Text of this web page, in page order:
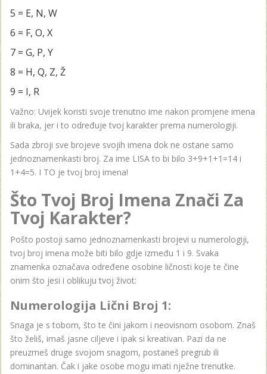
5 = E, N, W
6 = F, O, X
7 = G, P, Y
8 = H, Q, Z, Ž
9 = I, R
Važno: Uvijek koristi svoje trenutno ime nakon promjene imena
ili braka, jer i to određuje tvoj karakter prema numerologiji.
Sada zbroji sve brojeve svojih imena dok ne ostane samo
jednoznamenkasti broj. Za ime LISA to bi bilo 3+9+1+1=14 i
1+4=5. I TO je tvoj broj imena!
Što Tvoj Broj Imena Znači Za
Tvoj Karakter?
Pošto postoji samo jednoznamenkasti brojevi u numerologiji,
tvoj broj imena može biti bilo gdje između 1 i 9. Svaka
znamenka označava određene osobine ličnosti koje te čine
onim što jesi i oblikuju tvoj život:
Numerologija Lični Broj 1:
Snaga je s tobom, što te čini jakom i neovisnom osobom. Znaš
što želiš, imaš jasne ciljeve i ipak si kreativan. Pazi da ne
preuzmeš druge svojom snagom, postaneš pregrub ili
dominantan. Čak i jake osobe mogu imati nježne trenutke.